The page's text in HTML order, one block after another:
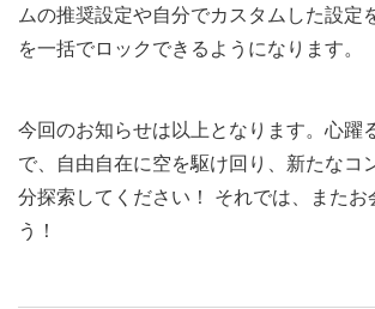
ムの推奨設定や自分でカスタムした設定
を一括でロックできるようになります。
今回のお知らせは以上となります。心躍
で、自由自在に空を駆け回り、新たなコ
分探索してください！ それでは、またお
う！